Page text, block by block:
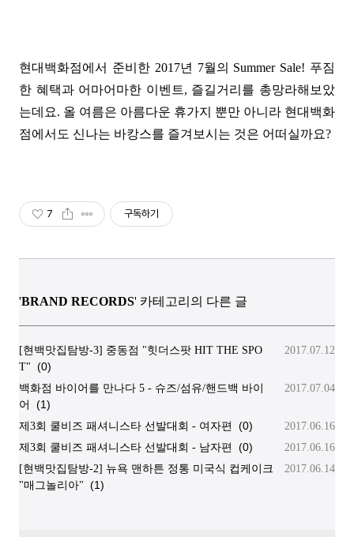
현대백화점에서 준비한 2017년 7월의 Summer Sale! 푸짐
한 혜택과 어마어마한 이벤트, 즐길거리를 총망라해보았
는데요. 올 여름은 아름다운 휴가지 뿐만 아니라 현대백화
점에서도 신나는 바캉스를 즐겨보시는 것은 어떠실까요?
7 구독하기
'BRAND RECORDS' 카테고리의 다른 글
[현백맛집탐방-3] 중동점 "힛더스팟 HIT THE SPO
T" (0)
2017.07.12
백화점 바이어를 만나다 5 - 슈즈/섬유/핸드백 바이
어
(1)
2017.07.04
제3회 쿨비즈 패셔니스타 선발대회 - 여자편 (0)
2017.06.16
제3회 쿨비즈 패셔니스타 선발대회 - 남자편
(0)
2017.06.16
[현백맛집탐방-2] 뉴욕 맨하튼 정통 미국식 컵케이크
"매그놀리아" (1)
2017.06.14